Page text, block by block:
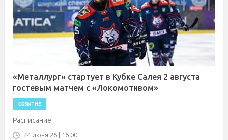
«Металлург» стартует в Кубке Салея 2 августа
гостевым матчем с «Локомотивом»
СОБЫТИЕ
Расписание.
24 июня'26 | 16:00